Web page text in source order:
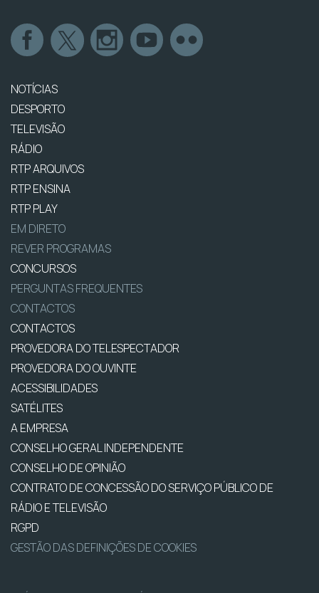
NOTÍCIAS
DESPORTO
TELEVISÃO
RÁDIO
RTP ARQUIVOS
RTP ENSINA
RTP PLAY
EM DIRETO
REVER PROGRAMAS
CONCURSOS
PERGUNTAS FREQUENTES
CONTACTOS
CONTACTOS
PROVEDORA DO TELESPECTADOR
PROVEDORA DO OUVINTE
ACESSIBILIDADES
SATÉLITES
A EMPRESA
CONSELHO GERAL INDEPENDENTE
CONSELHO DE OPINIÃO
CONTRATO DE CONCESSÃO DO SERVIÇO PÚBLICO DE
RÁDIO E TELEVISÃO
RGPD
GESTÃO DAS DEFINIÇÕES DE COOKIES